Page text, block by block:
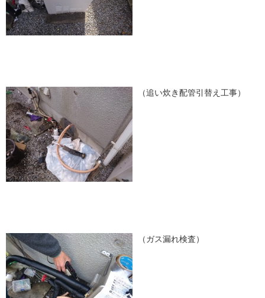
（追い炊き配管引替え工事）
（ガス漏れ検査）